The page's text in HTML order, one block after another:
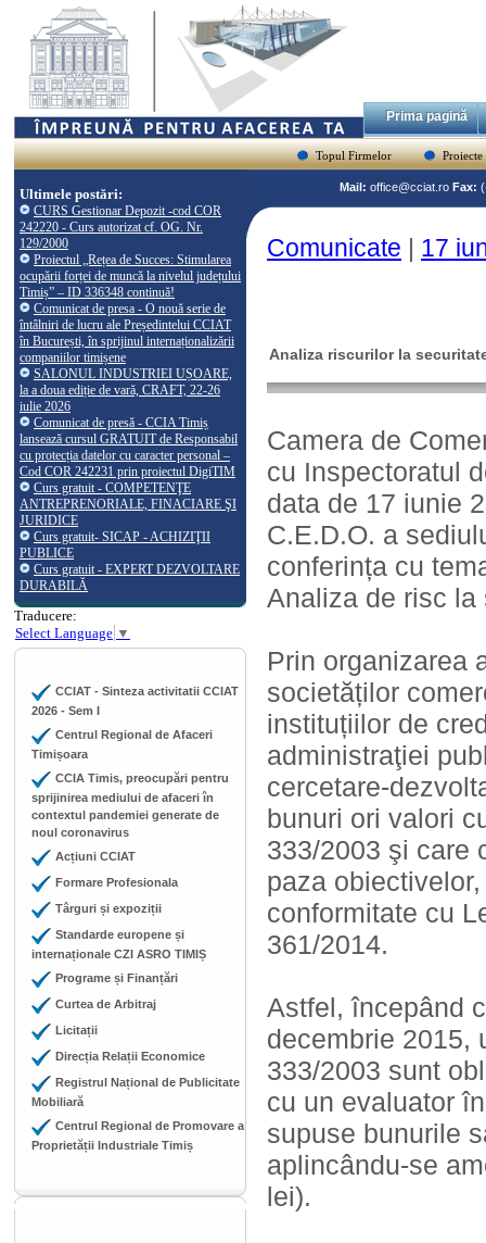
Prima pagină
Topul Firmelor Proiecte
Ultimele postări:
CURS Gestionar Depozit -cod COR
242220 - Curs autorizat cf. OG. Nr.
129/2000
Proiectul „Rețea de Succes: Stimularea
ocupării forței de muncă la nivelul județului
Timiș” – ID 336348 continuă!
Comunicat de presa - O nouă serie de
întâlniri de lucru ale Președintelui CCIAT
în București, în sprijinul internaționalizării
companiilor timișene
SALONUL INDUSTRIEI UȘOARE,
la a doua ediție de vară, CRAFT, 22-26
iulie 2026
Comunicat de presă - CCIA Timiș
lansează cursul GRATUIT de Responsabil
cu protecția datelor cu caracter personal –
Cod COR 242231 prin proiectul DigiTIM
Curs gratuit - COMPETENŢE
ANTREPRENORIALE, FINACIARE ŞI
JURIDICE
Curs gratuit- SICAP - ACHIZIŢII
PUBLICE
Curs gratuit - EXPERT DEZVOLTARE
DURABILĂ
Traducere:
Select Language ▼
CCIAT - Sinteza activitatii CCIAT
2026 - Sem I
Centrul Regional de Afaceri
Timișoara
CCIA Timis, preocupări pentru
sprijinirea mediului de afaceri în
contextul pandemiei generate de
noul coronavirus
Acțiuni CCIAT
Formare Profesionala
Târguri și expoziții
Standarde europene și
internaționale CZI ASRO TIMIȘ
Programe și Finanțări
Curtea de Arbitraj
Licitații
Direcția Relații Economice
Registrul Național de Publicitate
Mobiliară
Centrul Regional de Promovare a
Proprietății Industriale Timiș
Mail: office@cciat.ro Fax:
Comunicate | 17
Analiza riscurilor la
Camera de
cu Inspectoratul
data de 17 iunie
C.E.D.O. a
conferința cu
Analiza de risc
Prin organizarea
societăților
instituțiilor de
administraţiei
cercetare-
bunuri ori valori
333/2003 şi care
paza
conformitate cu
361/2014.
Astfel, începând
decembrie 2015,
333/2003 sunt
cu un evaluator
supuse bunurile
aplincându-se
lei).